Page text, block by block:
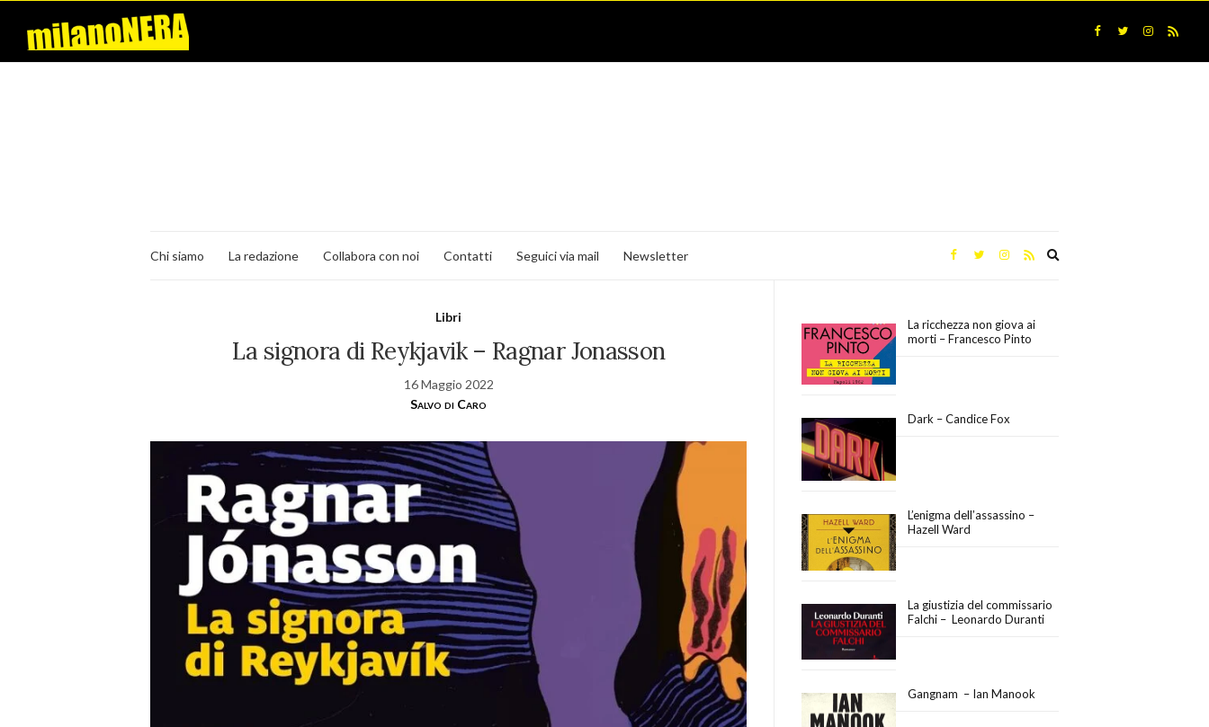
Chi siamo La redazione Collabora con noi Contatti Seguici via mail Newsletter
Libri
La signora di Reykjavik – Ragnar Jonasson
16 Maggio 2022
Salvo di Caro
La ricchezza non giova ai
morti – Francesco Pinto
Dark – Candice Fox
L’enigma dell’assassino –
Hazell Ward
La giustizia del commissario
Falchi – Leonardo Duranti
Gangnam – Ian Manook